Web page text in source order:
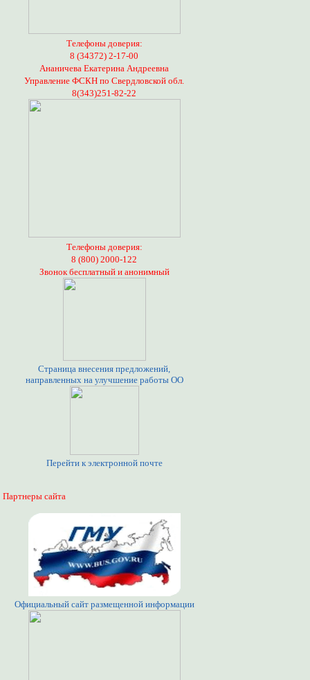
Телефоны доверия:
8 (34372) 2-17-00
Ананичева Екатерина Андреевна
Управление ФСКН по Свердловской обл.
8(343)251-82-22
Телефоны доверия:
8 (800) 2000-122
Звонок бесплатный и анонимный
Страница внесения предложений,
направленных на улучшение работы ОО
Перейти к электронной почте
Партнеры сайта
Официальный сайт размещенной информации